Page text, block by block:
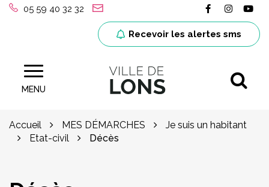
Gestion des traceurs
05 59 40 32 32 Lien vers le
Lien
Recevoir les alertes sms
MENU Site officiel de la ville de Lons (64)
Accueil MES DÉMARCHES
Je suis un habitant
Etat-civil
Décès